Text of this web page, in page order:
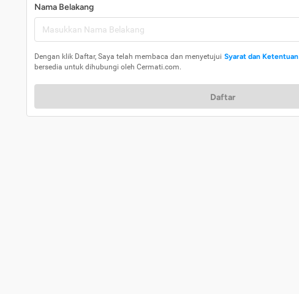
Nama Belakang
Dengan klik Daftar, Saya telah membaca dan menyetujui Syarat dan Ketentuan
bersedia untuk dihubungi oleh Cermati.com.
Daftar